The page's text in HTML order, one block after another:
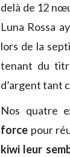
delà de 12
Luna Rossa
lors de la
tenant du
d’argent tant
Nos quatre
force pour
kiwi leur